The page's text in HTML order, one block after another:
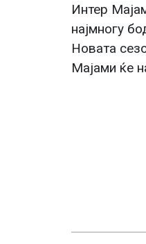
Интер
најмногу
Новата
Мајами ќе